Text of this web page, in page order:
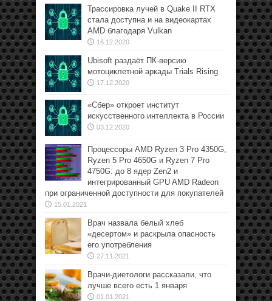
Трассировка лучей в Quake II RTX
стала доступна и на видеокартах
AMD благодаря Vulkan
16.12.2020
Ubisoft раздаёт ПК-версию
мотоциклетной аркады Trials Rising
17.12.2020
«Сбер» откроет институт
искусственного интеллекта в России
03.12.2020
Процессоры AMD Ryzen 3 Pro 4350G,
Ryzen 5 Pro 4650G и Ryzen 7 Pro
4750G: до 8 ядер Zen2 и
интегрированный GPU AMD Radeon
при ограниченной доступности для покупателей
15.01.2021
Врач назвала белый хлеб
«десертом» и раскрыла опасность
его употребления
27.11.2021
Врачи-диетологи рассказали, что
лучше всего есть 1 января
01.01.2021